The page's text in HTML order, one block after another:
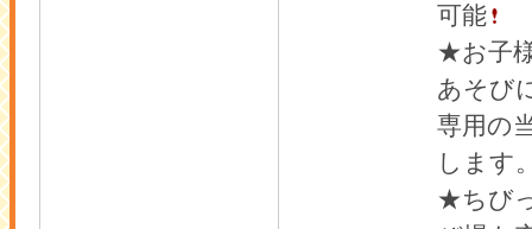
可能
★お子
あそび
専用の
します
★ちび